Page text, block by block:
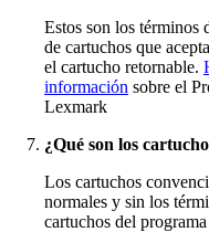
Estos son los términos
de cartuchos que
el cartucho retornable.
información sobre el
Lexmark
¿Qué son los
Los cartuchos
normales y sin los
cartuchos del